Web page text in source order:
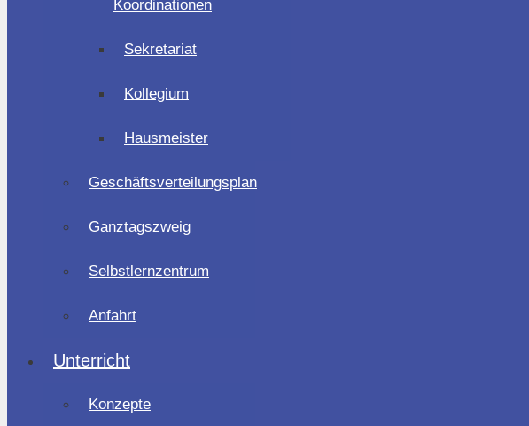
Koordinationen
Sekretariat
Kollegium
Hausmeister
Geschäftsverteilungsplan
Ganztagszweig
Selbstlernzentrum
Anfahrt
Unterricht
Konzepte